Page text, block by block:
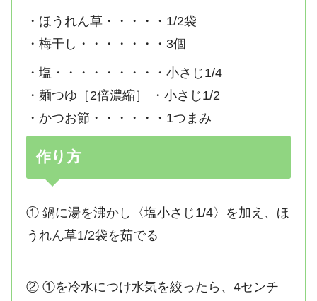
・ほうれん草・・・・・1/2袋
・梅干し・・・・・・・3個
・塩・・・・・・・・・小さじ1/4
・麺つゆ［2倍濃縮］ ・小さじ1/2
・かつお節・・・・・・1つまみ
作り方
① 鍋に湯を沸かし〈塩小さじ1/4〉を加え、ほ
うれん草1/2袋を茹でる
② ①を冷水につけ水気を絞ったら、4センチ